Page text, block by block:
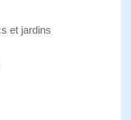
et jardins